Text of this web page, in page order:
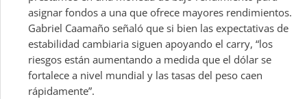
asignar fondos a una que ofrece mayores rendimientos.
Gabriel Caamaño señaló que si bien las expectativas de
estabilidad cambiaria siguen apoyando el carry, “los
riesgos están aumentando a medida que el dólar se
fortalece a nivel mundial y las tasas del peso caen
rápidamente”.